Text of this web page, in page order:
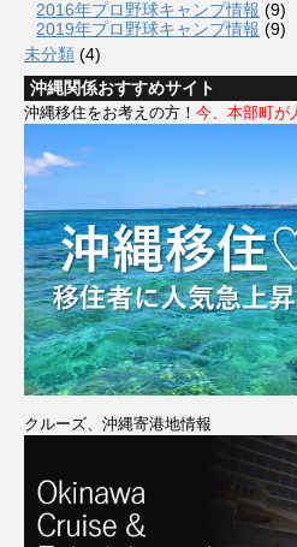
2016年プロ野球キャンプ情報 (9)
2019年プロ野球キャンプ情報 (9)
未分類 (4)
沖縄関係おすすめサイト
沖縄移住をお考えの方！ 今、本部町が
クルーズ、沖縄寄港地情報